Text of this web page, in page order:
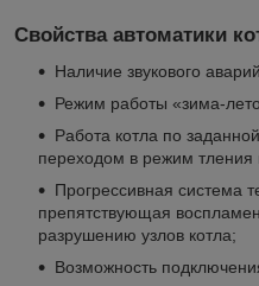
Свойства автоматики
Наличие звукового
Режим работы «зима-
Работа котла по
переходом в режим
Прогрессивная система
препятствующая
разрушению узлов котла;
Возможность